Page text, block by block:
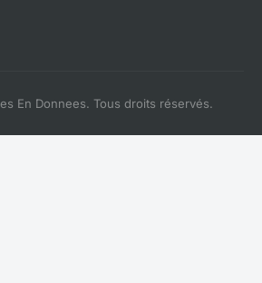
En Donnees. Tous droits réservés.